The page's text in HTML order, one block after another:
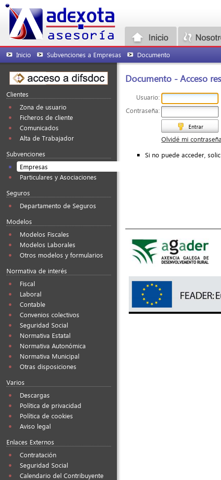
Inicio Subvenciones a Empresas Documento
Clientes
Zona de usuario
Ficheros de cliente
Comunicados
Alta de Trabajador
Subvenciones
Empresas
Particulares y Asociaciones
Seguros
Departamento de Seguros
Modelos
Modelos Fiscales
Modelos Laborales
Otros modelos y formularios
Normativa de interés
Fiscal
Laboral
Contable
Convenios colectivos
Seguridad Social
Normativa Estatal
Normativa Autonómica
Normativa Municipal
Otras disposiciones
Varios
Descargas
Política de privacidad
Política de cookies
Aviso legal
Enlaces Externos
Contratación
Seguridad Social
Calendario del Contribuyente
Documento - Acceso
Usuario:
Contraseña:
Entrar
Olvidé mi
Si no puede acceder,